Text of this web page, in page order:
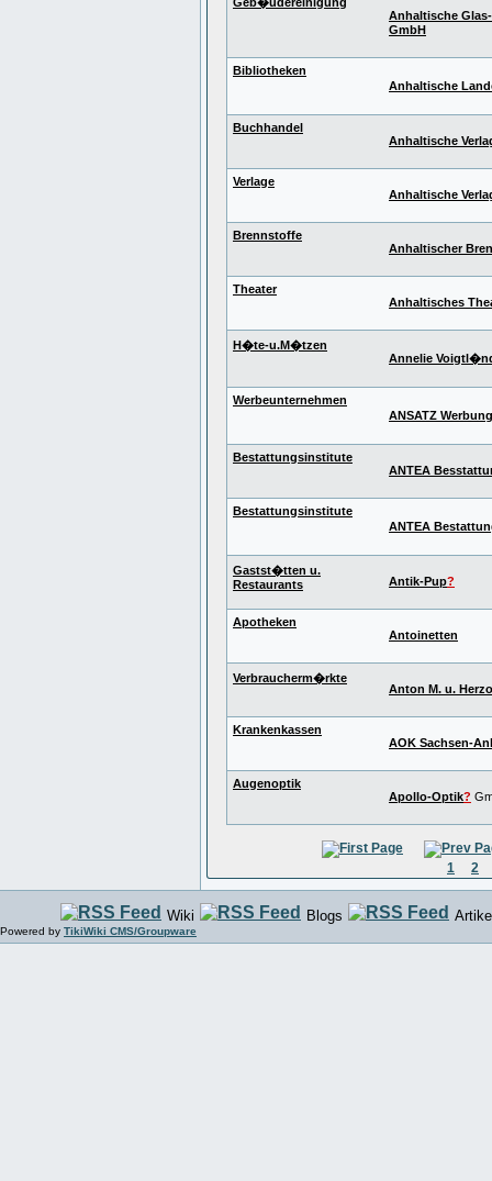
Anhaltische
GmbH
Bibliotheken
Anhaltische
Buchhandel
Anhaltische
Verlage
Anhaltische
Brennstoffe
Anhaltischer
Theater
Anhaltisches
H�te-u.M�tzen
Annelie
Werbeunternehmen
ANSATZ
Bestattungsinstitute
ANTEA
Bestattungsinstitute
ANTEA
Gastst�tten u.
Restaurants
Antik-Pup?
Apotheken
Antoinetten
Verbraucherm�rkte
Anton M. u.
Krankenkassen
AOK Sachsen-
Augenoptik
Apollo-Optik?
1 2
Wiki Blogs
Powered by TikiWiki CMS/Groupware